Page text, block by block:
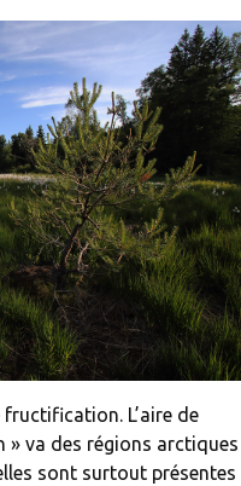
L’aire de
» va des régions arctiques
sont surtout présentes